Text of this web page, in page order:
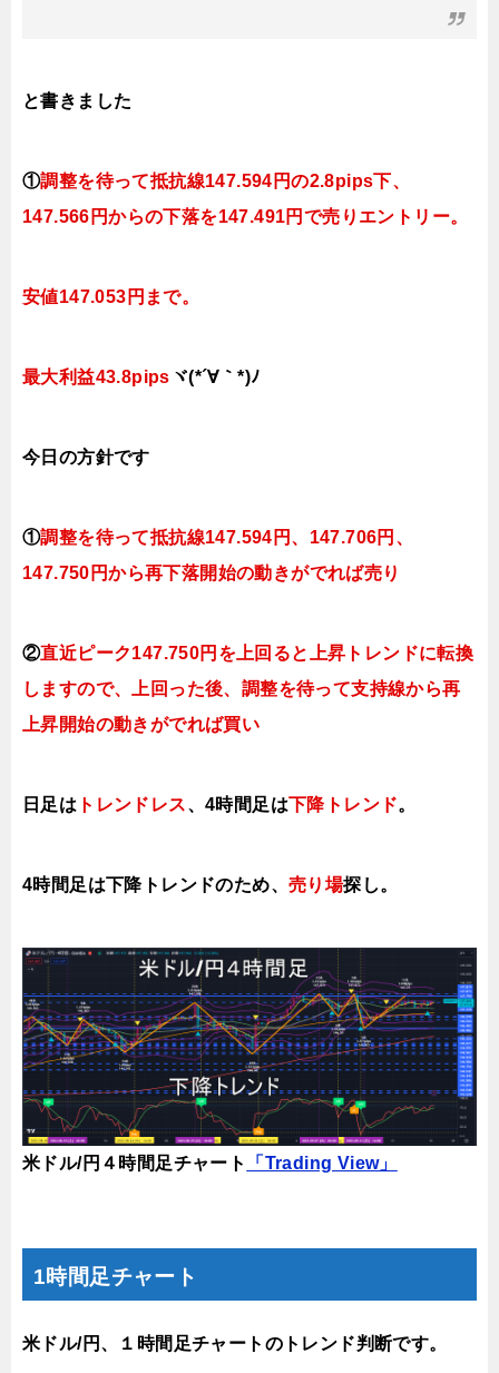
と書きました
①調整を待って抵抗線147.594円の2.8pips下、
147.566円からの下落を147.491円で売りエントリー。
安値147.053円まで。
最大利益43.8pips ヾ(*´∀｀*)ﾉ
今日の方針です
①調整を待って抵抗線147.594円、147.706円、
147.750円から再下落開始の動きがでれば売り
②直近ピーク147.750円を上回ると
上昇トレンドに転換
しますので、上回った後、調整を待って支持線から再
上昇開始の動きがでれば買い
日足は トレンドレス、4時間足は下降トレンド。
4時間足は下降トレンドのため、 売り場探し。
米ドル/円４時間足チャート 「Trading View」
1時間足チャート
米ドル/円、１時間足チャートのトレンド判断です。